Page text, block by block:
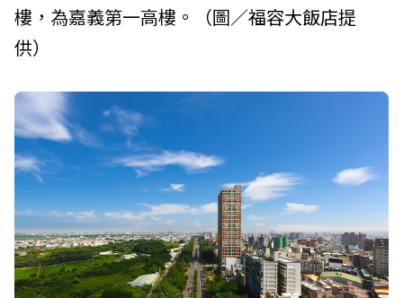
樓，為嘉義第一高樓。（圖／福容大飯店提
供）